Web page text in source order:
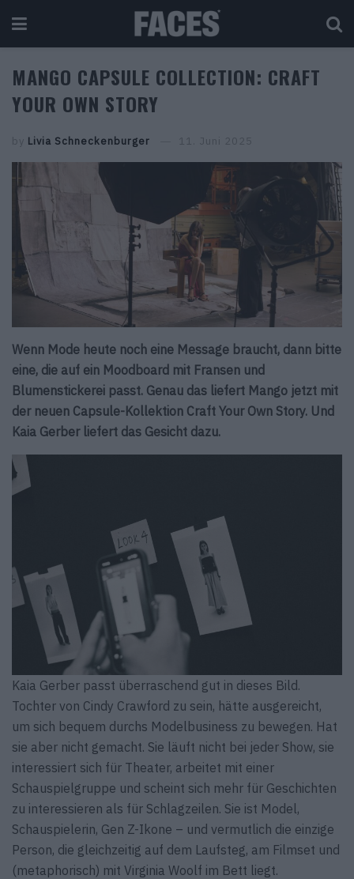
MANGO CAPSULE COLLECTION: CRAFT
YOUR OWN STORY
by Livia Schneckenburger 11. Juni 2025
Wenn Mode heute noch eine Message braucht, dann bitte
eine, die auf ein Moodboard mit Fransen und
Blumenstickerei passt. Genau das liefert Mango jetzt mit
der neuen Capsule-Kollektion Craft Your Own Story. Und
Kaia Gerber liefert das Gesicht dazu.
Kaia Gerber passt überraschend gut in dieses Bild.
Tochter von Cindy Crawford zu sein, hätte ausgereicht,
um sich bequem durchs Modelbusiness zu bewegen. Hat
sie aber nicht gemacht. Sie läuft nicht bei jeder Show, sie
interessiert sich für Theater, arbeitet mit einer
Schauspielgruppe und scheint sich mehr für Geschichten
zu interessieren als für Schlagzeilen. Sie ist Model,
Schauspielerin, Gen Z-Ikone – und vermutlich die einzige
Person, die gleichzeitig auf dem Laufsteg, am Filmset und
(metaphorisch) mit Virginia Woolf im Bett liegt.